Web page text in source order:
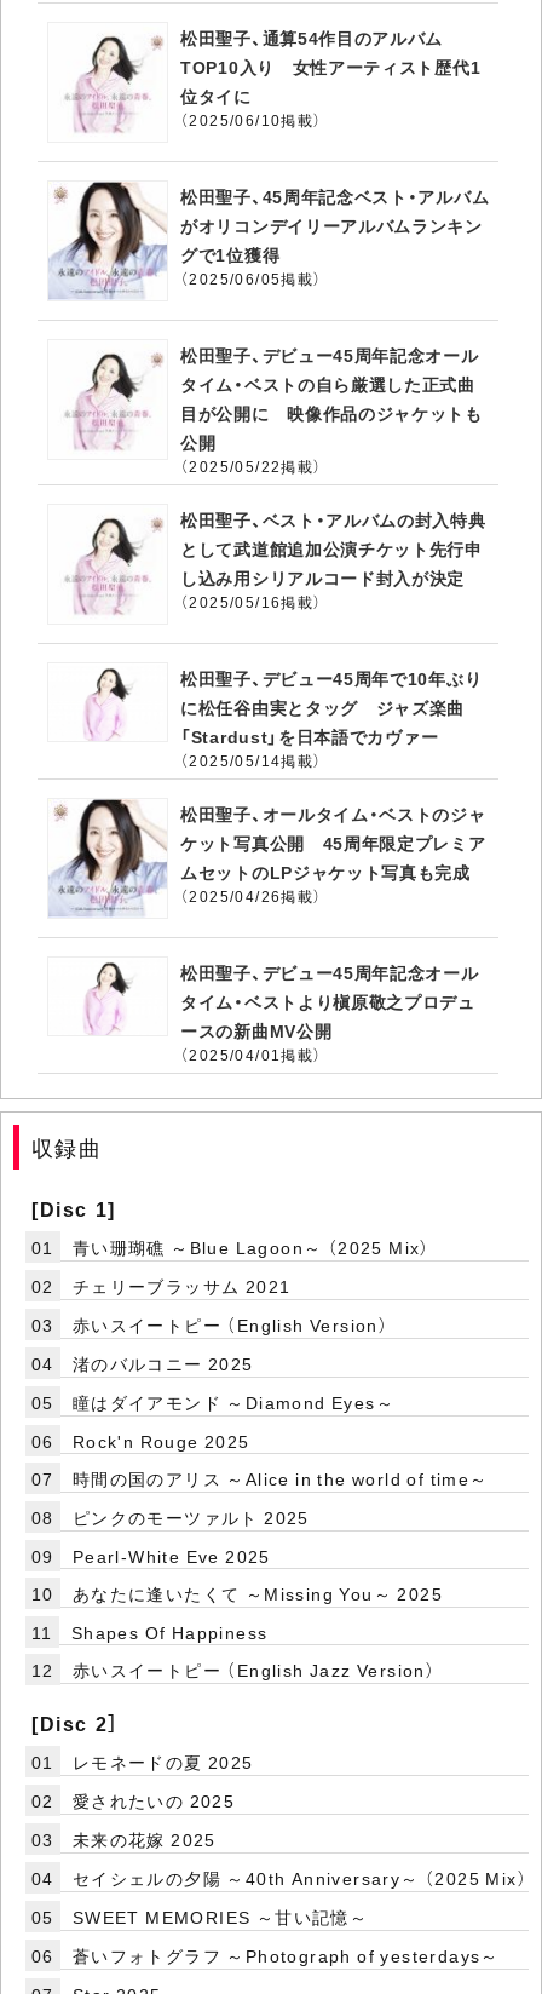
松田聖子、通算54作目のアルバム
TOP10入り 女性アーティスト歴代1
位タイに
（2025/06/10掲載）
松田聖子、45周年記念ベスト・アルバム
がオリコンデイリーアルバムランキン
グで1位獲得
（2025/06/05掲載）
松田聖子、デビュー45周年記念オール
タイム・ベストの自ら厳選した正式曲
目が公開に 映像作品のジャケットも
公開
（2025/05/22掲載）
松田聖子、ベスト・アルバムの封入特典
として武道館追加公演チケット先行申
し込み用シリアルコード封入が決定
（2025/05/16掲載）
松田聖子、デビュー45周年で10年ぶり
に松任谷由実とタッグ ジャズ楽曲
「Stardust」を日本語でカヴァー
（2025/05/14掲載）
松田聖子、オールタイム・ベストのジャ
ケット写真公開 45周年限定プレミア
ムセットのLPジャケット写真も完成
（2025/04/26掲載）
松田聖子、デビュー45周年記念オール
タイム・ベストより槇原敬之プロデュ
ースの新曲MV公開
（2025/04/01掲載）
収録曲
[Disc 1]
01
青い珊瑚礁 ～Blue Lagoon～ （2025 Mix）
02
チェリーブラッサム 2021
03
赤いスイートピー （English Version）
04
渚のバルコニー 2025
05
瞳はダイアモンド ～Diamond Eyes～
06
Rock'n Rouge 2025
07
時間の国のアリス ～Alice in the world of time～
08
ピンクのモーツァルト 2025
09
Pearl-White Eve 2025
10
あなたに逢いたくて ～Missing You～ 2025
11
Shapes Of Happiness
12
赤いスイートピー （English Jazz Version）
[Disc 2］
01
レモネードの夏 2025
02
愛されたいの 2025
03
未来の花嫁 2025
04
セイシェルの夕陽 ～40th Anniversary～ （2025 Mix）
05
SWEET MEMORIES ～甘い記憶～
06
蒼いフォトグラフ ～Photograph of yesterdays～